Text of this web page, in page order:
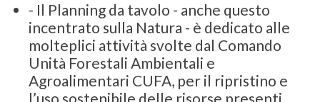
- Il Planning da tavolo - anche questo
incentrato sulla Natura - è dedicato alle
molteplici attività svolte dal Comando
Unità Forestali Ambientali e
Agroalimentari CUFA, per il ripristino e
l’uso sostenibile delle risorse presenti